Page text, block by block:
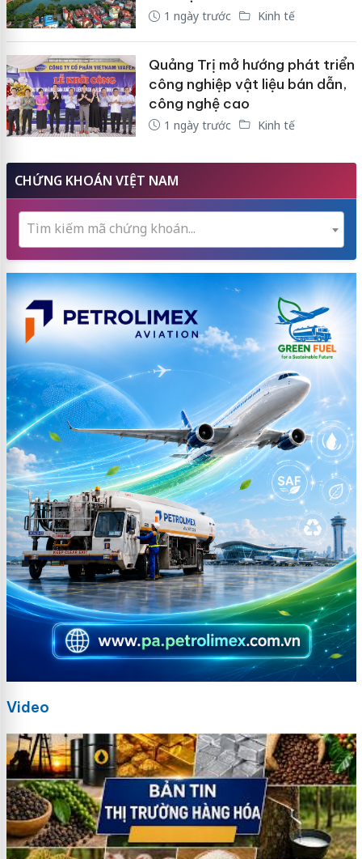
1 ngày trước Kinh tế
Quảng Trị mở hướng phát triển
công nghiệp vật liệu bán dẫn,
công nghệ cao
1 ngày trước Kinh tế
CHỨNG KHOÁN VIỆT NAM
Tìm kiếm mã chứng khoán...
Video